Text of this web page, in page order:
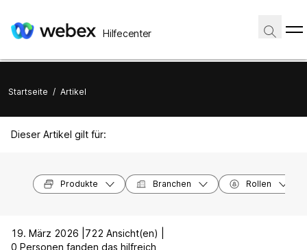
Hilfecenter
Startseite / Artikel
Dieser Artikel gilt für:
Produkte Branchen Rollen
19. März 2026 | 722 Ansicht(en) |
0 Personen fanden das hilfreich